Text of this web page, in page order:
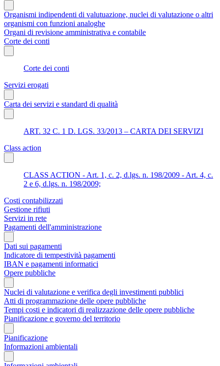
Organismi indipendenti di valutuazione, nuclei di valutazione o altri
organismi con funzioni analoghe
Organi di revisione amministrativa e contabile
Corte dei conti
Corte dei conti
Servizi erogati
Carta dei servizi e standard di qualità
ART. 32 C. 1 D. LGS. 33/2013 – CARTA DEI SERVIZI
Class action
CLASS ACTION - Art. 1, c. 2, d.lgs. n. 198/2009 - Art. 4, c.
2 e 6, d.lgs. n. 198/2009;
Costi contabilizzati
Gestione rifiuti
Servizi in rete
Pagamenti dell'amministrazione
Dati sui pagamenti
Indicatore di tempestività pagamenti
IBAN e pagamenti informatici
Opere pubbliche
Nuclei di valutazione e verifica degli investimenti pubblici
Atti di programmazione delle opere pubbliche
Tempi costi e indicatori di realizzazione delle opere pubbliche
Pianificazione e governo del territorio
Pianificazione
Informazioni ambientali